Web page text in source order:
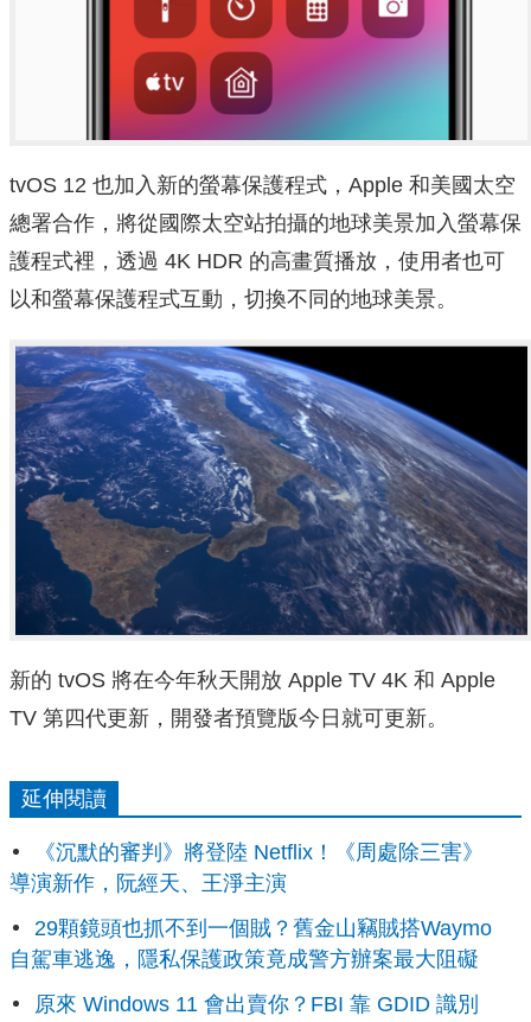
tvOS 12 也加入新的螢幕保護程式，Apple 和美國太空
總署合作，將從國際太空站拍攝的地球美景加入螢幕保
護程式裡，透過 4K HDR 的高畫質播放，使用者也可
以和螢幕保護程式互動，切換不同的地球美景。
新的 tvOS 將在今年秋天開放 Apple TV 4K 和 Apple
TV 第四代更新，開發者預覽版今日就可更新。
延伸閱讀
《沉默的審判》將登陸 Netflix！《周處除三害》
導演新作，阮經天、王淨主演
29顆鏡頭也抓不到一個賊？舊金山竊賊搭Waymo
自駕車逃逸，隱私保護政策竟成警方辦案最大阻礙
原來 Windows 11 會出賣你？FBI 靠 GDID 識別